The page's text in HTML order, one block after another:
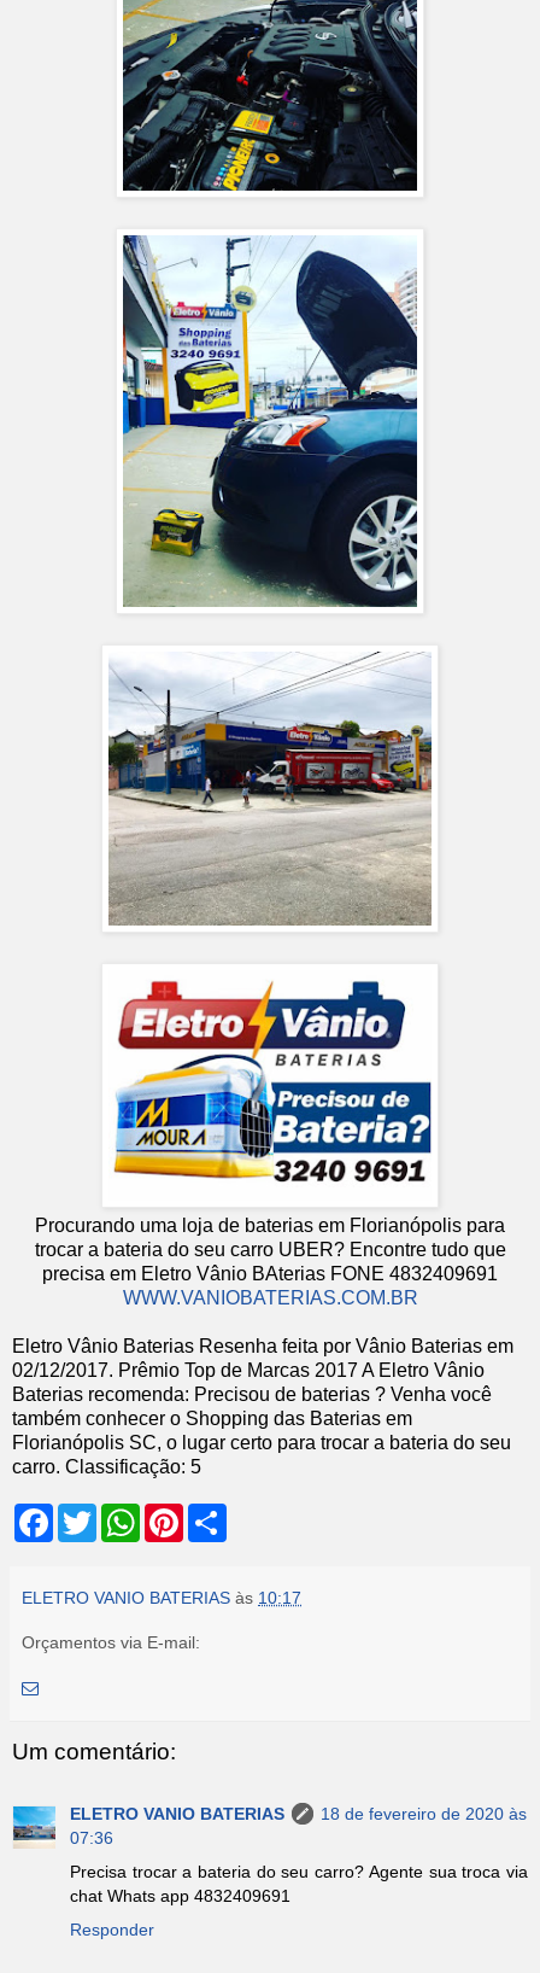
Procurando uma loja de baterias em Florianópolis para
trocar a bateria do seu carro UBER? Encontre tudo que
precisa em Eletro Vânio BAterias FONE 4832409691
WWW.VANIOBATERIAS.COM.BR
Eletro Vânio Baterias Resenha feita por Vânio Baterias em
02/12/2017. Prêmio Top de Marcas 2017 A Eletro Vânio
Baterias recomenda: Precisou de baterias ? Venha você
também conhecer o Shopping das Baterias em
Florianópolis SC, o lugar certo para trocar a bateria do seu
carro. Classificação: 5
F
b
o
k
T
w
t
e
W
s
A
p
P
e
r
s
e
ELETRO VANIO BATERIAS às 10:17
Orçamentos via E-mail:
Um comentário:
ELETRO VANIO BATERIAS
18 de fevereiro de 2020 às
07:36
Precisa trocar a bateria do seu carro? Agente sua troca via
chat Whats app 4832409691
Responder